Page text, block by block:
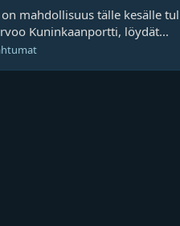
mahdollisuus tälle kesälle
Kuninkaanportti, löydät...